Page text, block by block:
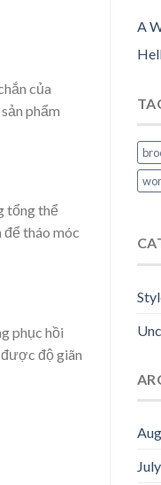
của
phẩm
tổng thể
tháo móc
phục hồi
độ giãn
A